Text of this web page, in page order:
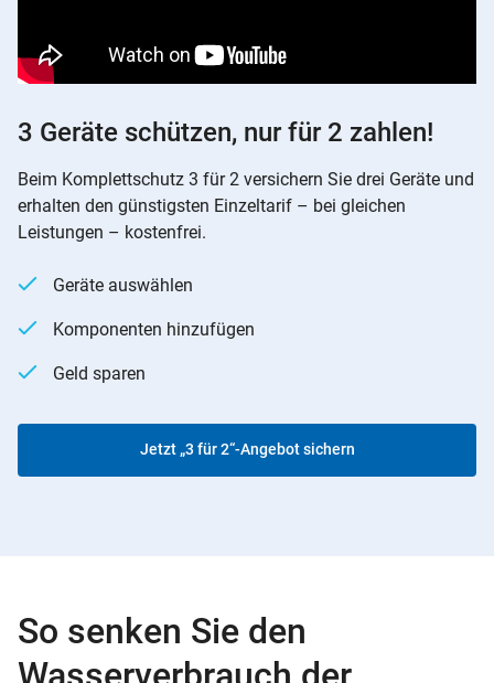
3 Geräte schützen, nur für 2 zahlen!
Beim Komplettschutz 3 für 2 versichern Sie drei Geräte und
erhalten den günstigsten Einzeltarif – bei gleichen
Leistungen – kostenfrei.
Geräte auswählen
Komponenten hinzufügen
Geld sparen
Jetzt „3 für 2“-Angebot sichern
So senken Sie den